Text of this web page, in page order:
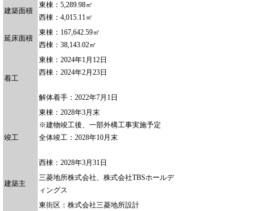
建築面積
東棟：5,289.98㎡
西棟：4,015.11㎡
延床面積
東棟：167,642.59㎡
西棟：38,143.02㎡
着工
東棟：2024年1月12日
西棟：2024年2月23日
解体着手：2022年7月1日
竣工
東棟：2028年3月末
※建物竣工後、一部外構工事実施予定
全体竣工：2028年10月末
西棟：2028年3月31日
建築主
三菱地所株式会社、株式会社TBSホールデ
ィングス
東街区：株式会社三菱地所設計